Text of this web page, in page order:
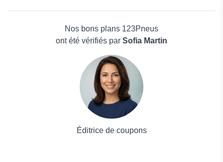
Maison & JardinNos bons plans 123Pneus
ont été vérifiés par Sofia Martin
Éditrice de coupons